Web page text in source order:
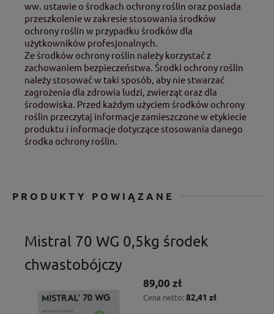
ww. ustawie o środkach ochrony roślin oraz posiada
przeszkolenie w zakresie stosowania środków
ochrony roślin w przypadku środków dla
użytkowników profesjonalnych.
Ze środków ochrony roślin należy korzystać z
zachowaniem bezpieczeństwa. Środki ochrony roślin
należy stosować w taki sposób, aby nie stwarzać
zagrożenia dla zdrowia ludzi, zwierząt oraz dla
środowiska. Przed każdym użyciem środków ochrony
roślin przeczytaj informacje zamieszczone w etykiecie
produktu i informacje dotyczące stosowania danego
środka ochrony roślin.
PRODUKTY POWIĄZANE
Mistral 70 WG 0,5kg środek
chwastobójczy
89,00 zł
Cena netto: 82,41 zł